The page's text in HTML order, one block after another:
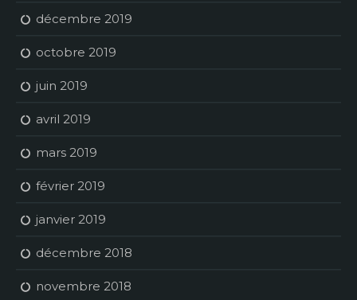
décembre 2019
octobre 2019
juin 2019
avril 2019
mars 2019
février 2019
janvier 2019
décembre 2018
novembre 2018